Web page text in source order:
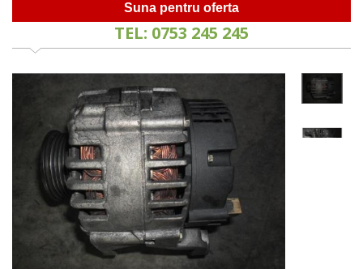
Suna pentru oferta
TEL: 0753 245 245